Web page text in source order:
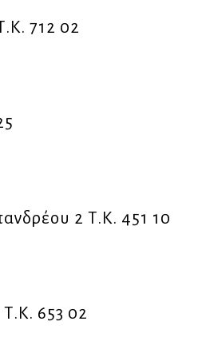
712 02
2 Τ.Κ. 451 10
653 02